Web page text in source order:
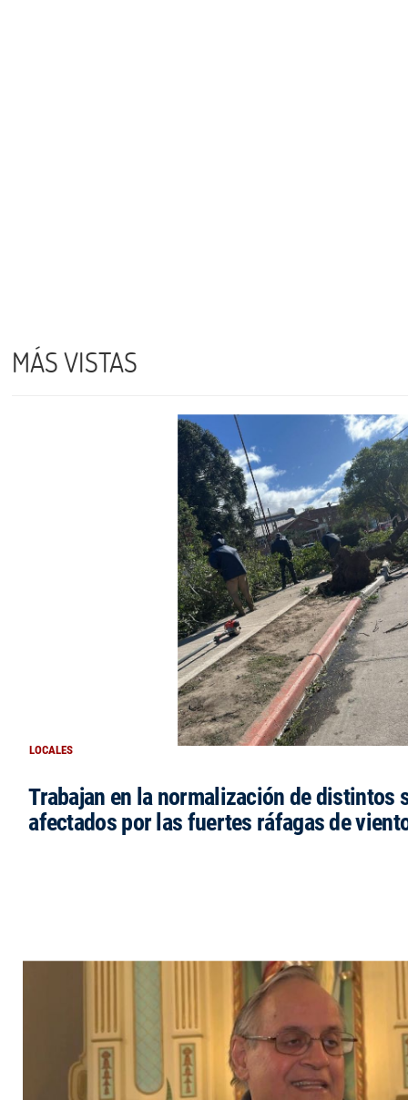
MÁS VISTAS
LOCALES
Trabajan en la normalización de distintos
afectados por las fuertes ráfagas de